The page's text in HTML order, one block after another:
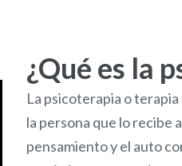
¿Qué es la
La psicoterapia o
la persona que lo recibe
pensamiento y el auto